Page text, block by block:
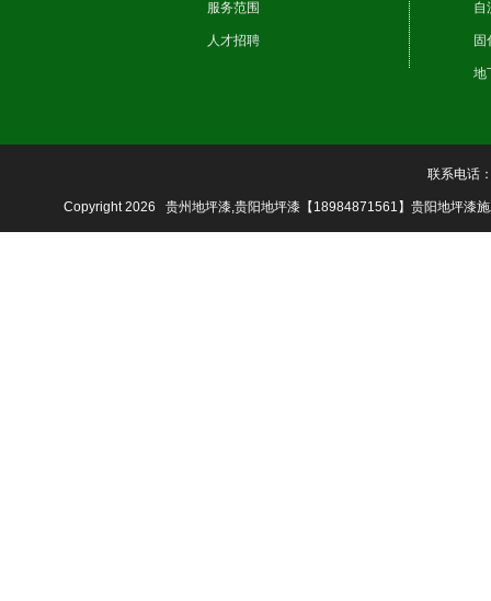
服务范围
人才招聘
自
固
地
联系电话
Copyright 2026 贵州地坪漆,贵阳地坪漆【18984871561】贵阳地坪漆